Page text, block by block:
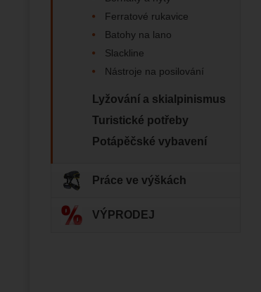
Ferratové rukavice
Batohy na lano
Slackline
Nástroje na posilování
Lyžování a skialpinismus
Turistické potřeby
Potápěčské vybavení
Práce ve výškách
VÝPRODEJ